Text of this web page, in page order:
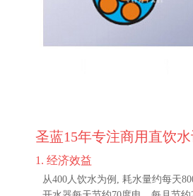
圣蓝15年专注商用直饮
经济效益
从400人饮水为例, 耗水量约每天